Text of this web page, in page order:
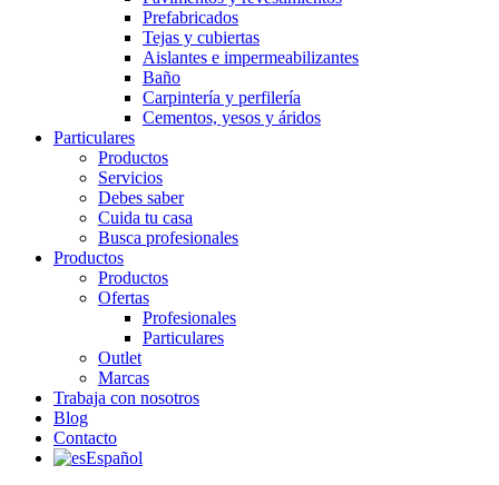
Prefabricados
Tejas y cubiertas
Aislantes e impermeabilizantes
Baño
Carpintería y perfilería
Cementos, yesos y áridos
Particulares
Productos
Servicios
Debes saber
Cuida tu casa
Busca profesionales
Productos
Productos
Ofertas
Profesionales
Particulares
Outlet
Marcas
Trabaja con nosotros
Blog
Contacto
Español